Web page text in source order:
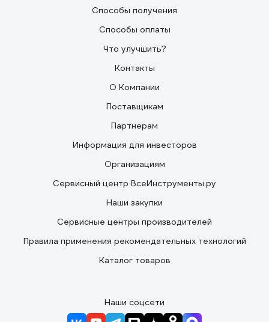
Способы получения
Способы оплаты
Что улучшить?
Контакты
О Компании
Поставщикам
Партнерам
Информация для инвесторов
Организациям
Сервисный центр ВсеИнструменты.ру
Наши закупки
Сервисные центры производителей
Правила применения рекомендательных технологий
Каталог товаров
Наши соцсети